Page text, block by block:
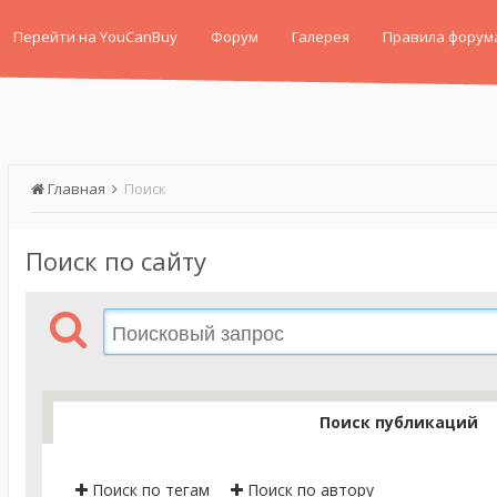
Перейти на YouCanBuy Форум Галерея Правила
Главная Поиск
Поиск по сайту
Поиск публикаций
Поиск по тегам Поиск по автору